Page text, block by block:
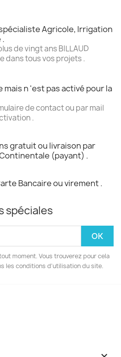
spécialiste Agricole, Irrigation
de vingt ans BILLAUD
dans tous vos projets .
n 'est pas activé pour la
de contact ou par mail
.
gratuit ou livraison par
(payant) .
Bancaire ou virement .
spéciales
moment. Vous trouverez pour cela
les conditions d'utilisation du site.